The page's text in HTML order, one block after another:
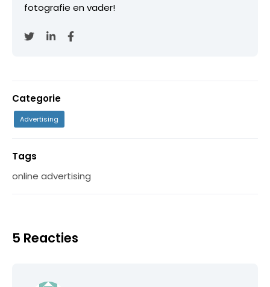
fotografie en vader!
Categorie
Advertising
Tags
online advertising
5 Reacties